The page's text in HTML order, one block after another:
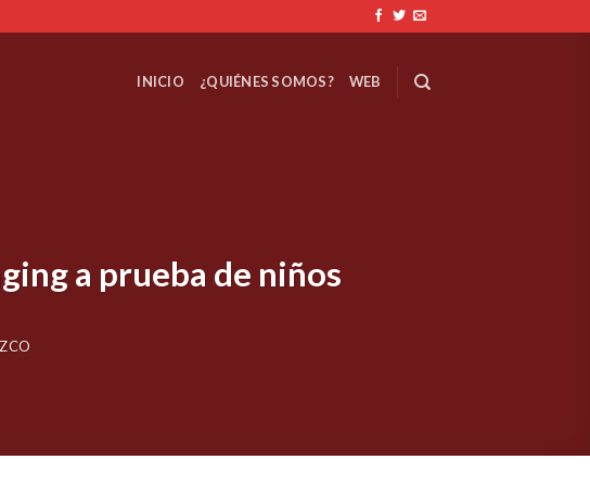
INICIO ¿QUIÉNES SOMOS? WEB
a prueba de niños